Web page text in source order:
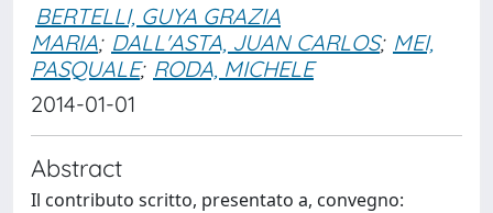
BERTELLI, GUYA GRAZIA
MARIA; DALL'ASTA, JUAN CARLOS; MEI,
PASQUALE; RODA, MICHELE
2014-01-01
Abstract
Il contributo scritto, presentato a, convegno: